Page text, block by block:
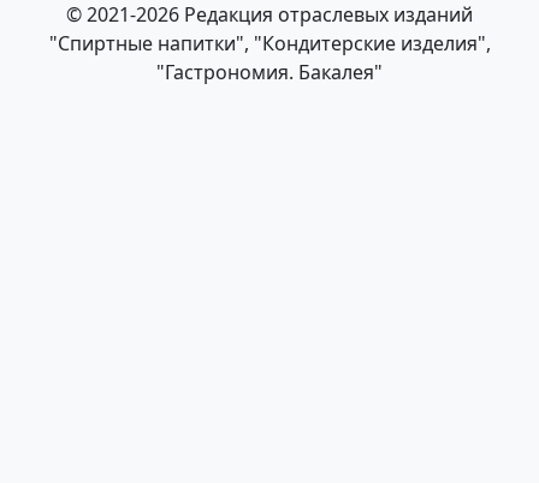
© 2021-2026 Редакция отраслевых изданий
"Спиртные напитки", "Кондитерские изделия",
"Гастрономия. Бакалея"